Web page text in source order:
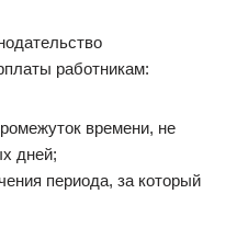
работникам:
времени, не
дней;
периода, за который